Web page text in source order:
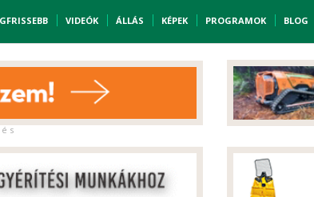
VIDEÓK ÁLLÁS KÉPEK PROGRAMOK BLOG
s